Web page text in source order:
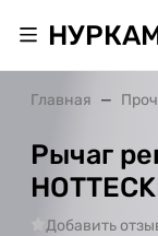
Главная
Рычаг
Добавить